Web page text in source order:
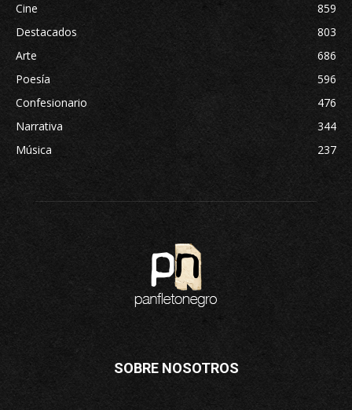
Cine
859
Destacados
803
Arte
686
Poesía
596
Confesionario
476
Narrativa
344
Música
237
SOBRE NOSOTROS